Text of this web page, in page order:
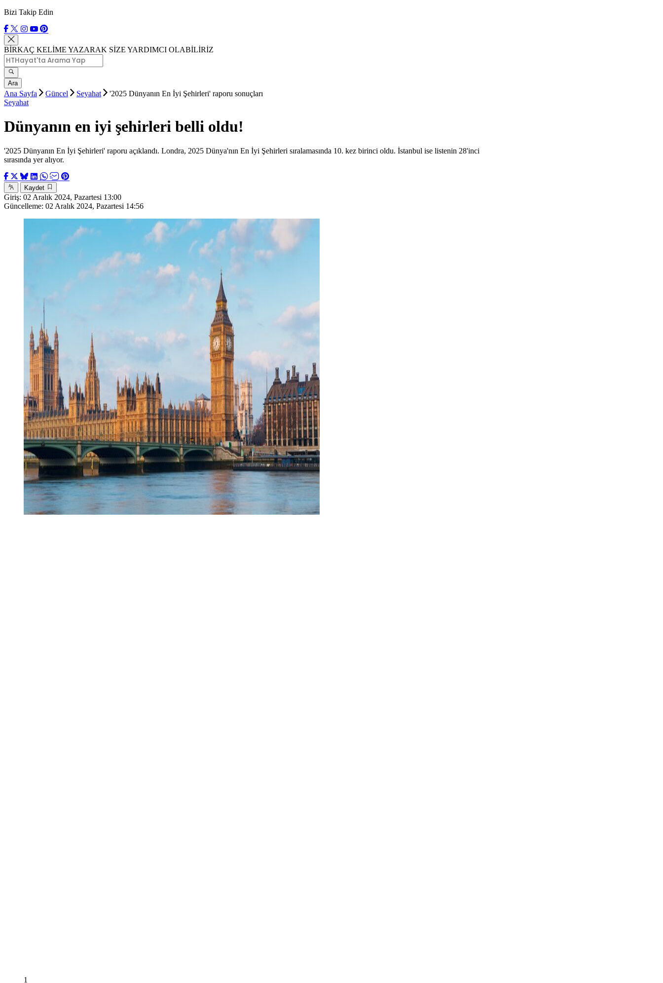
Bizi Takip Edin
BİRKAÇ KELİME YAZARAK SİZE YARDIMCI OLABİLİRİZ
Ara
Ana Sayfa Güncel Seyahat
'2025 Dünyanın En İyi Şehirleri' raporu sonuçları
Seyahat
Dünyanın en iyi şehirleri belli oldu!
'2025 Dünyanın En İyi Şehirleri' raporu açıklandı. Londra, 2025 Dünya'nın En İyi Şehirleri sıralamasında 10. kez birinci oldu. İstanbul ise listenin 28'inci
sırasında yer alıyor.
Kaydet
Giriş: 02 Aralık 2024, Pazartesi 13:00
Güncelleme: 02 Aralık 2024, Pazartesi 14:56
1